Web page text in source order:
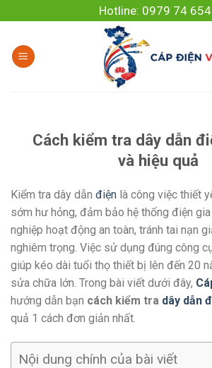
to
content
Hotline: 0979 74
Cách kiểm tra dây dẫn
và hiệu quả
Kiểm tra dây dẫn điện là công việc thiết
sớm hư hỏng, đảm bảo hệ thống điện
nghiệp hoạt động an toàn, tránh tai nạn
nghiêm trọng. Việc sử dụng đúng công
giúp kéo dài tuổi thọ thiết bị lên đến 20
sửa chữa lớn. Trong bài viết dưới đây,
hướng dẫn bạn cách kiểm tra dây dẫn
quả 1 cách đơn giản nhất.
Nội dung chính của bài viết